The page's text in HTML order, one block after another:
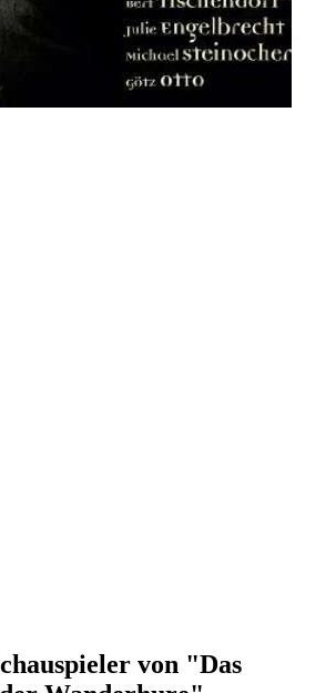
von "Das